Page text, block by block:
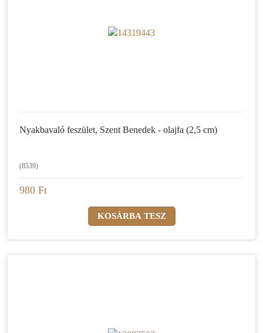
Nyakbavaló feszület, Szent Benedek - olajfa (2,5 cm)
(8539)
980 Ft